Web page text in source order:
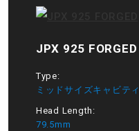
JPX 925 FORGED
Type:
ミッドサイズキャビティ
Head Length:
79.5mm